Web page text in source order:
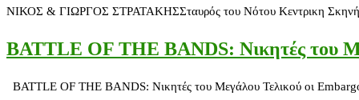
ΝΙΚΟΣ & ΓΙΩΡΓΟΣ ΣΤΡΑΤΑΚΗΣΣταυρός του Νότου Κεντρικη
BATTLE OF THE BANDS: Νικητές του
BATTLE OF THE BANDS: Νικητές του Μεγάλου Τελικού οι